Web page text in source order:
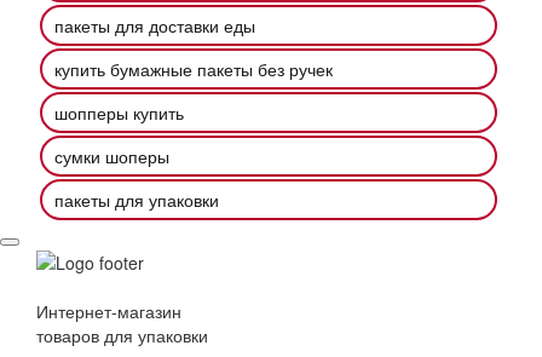
пакеты для доставки еды
купить бумажные пакеты без ручек
шопперы купить
сумки шоперы
пакеты для упаковки
Интернет-магазин
товаров для упаковки